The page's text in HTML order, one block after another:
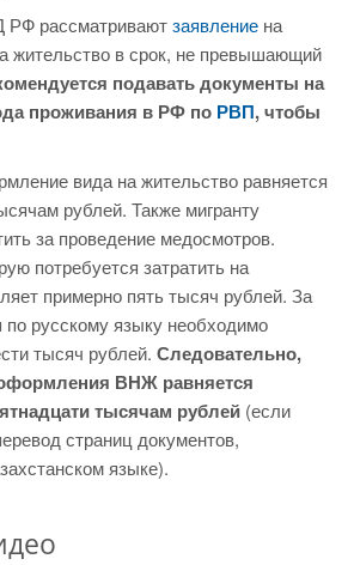
рассматриваютзаявление на
жительство в срок, не превышающий
подавать документы на
проживания в РФ по РВП, чтобы
вида на жительство равняется
рублей. Также мигранту
за проведение медосмотров.
потребуется затратить на
примерно пять тысяч рублей. За
по русскому языку необходимо
тысяч рублей. Следовательно,
ВНЖ равняется
тысячам рублей (если
страниц документов,
языке).